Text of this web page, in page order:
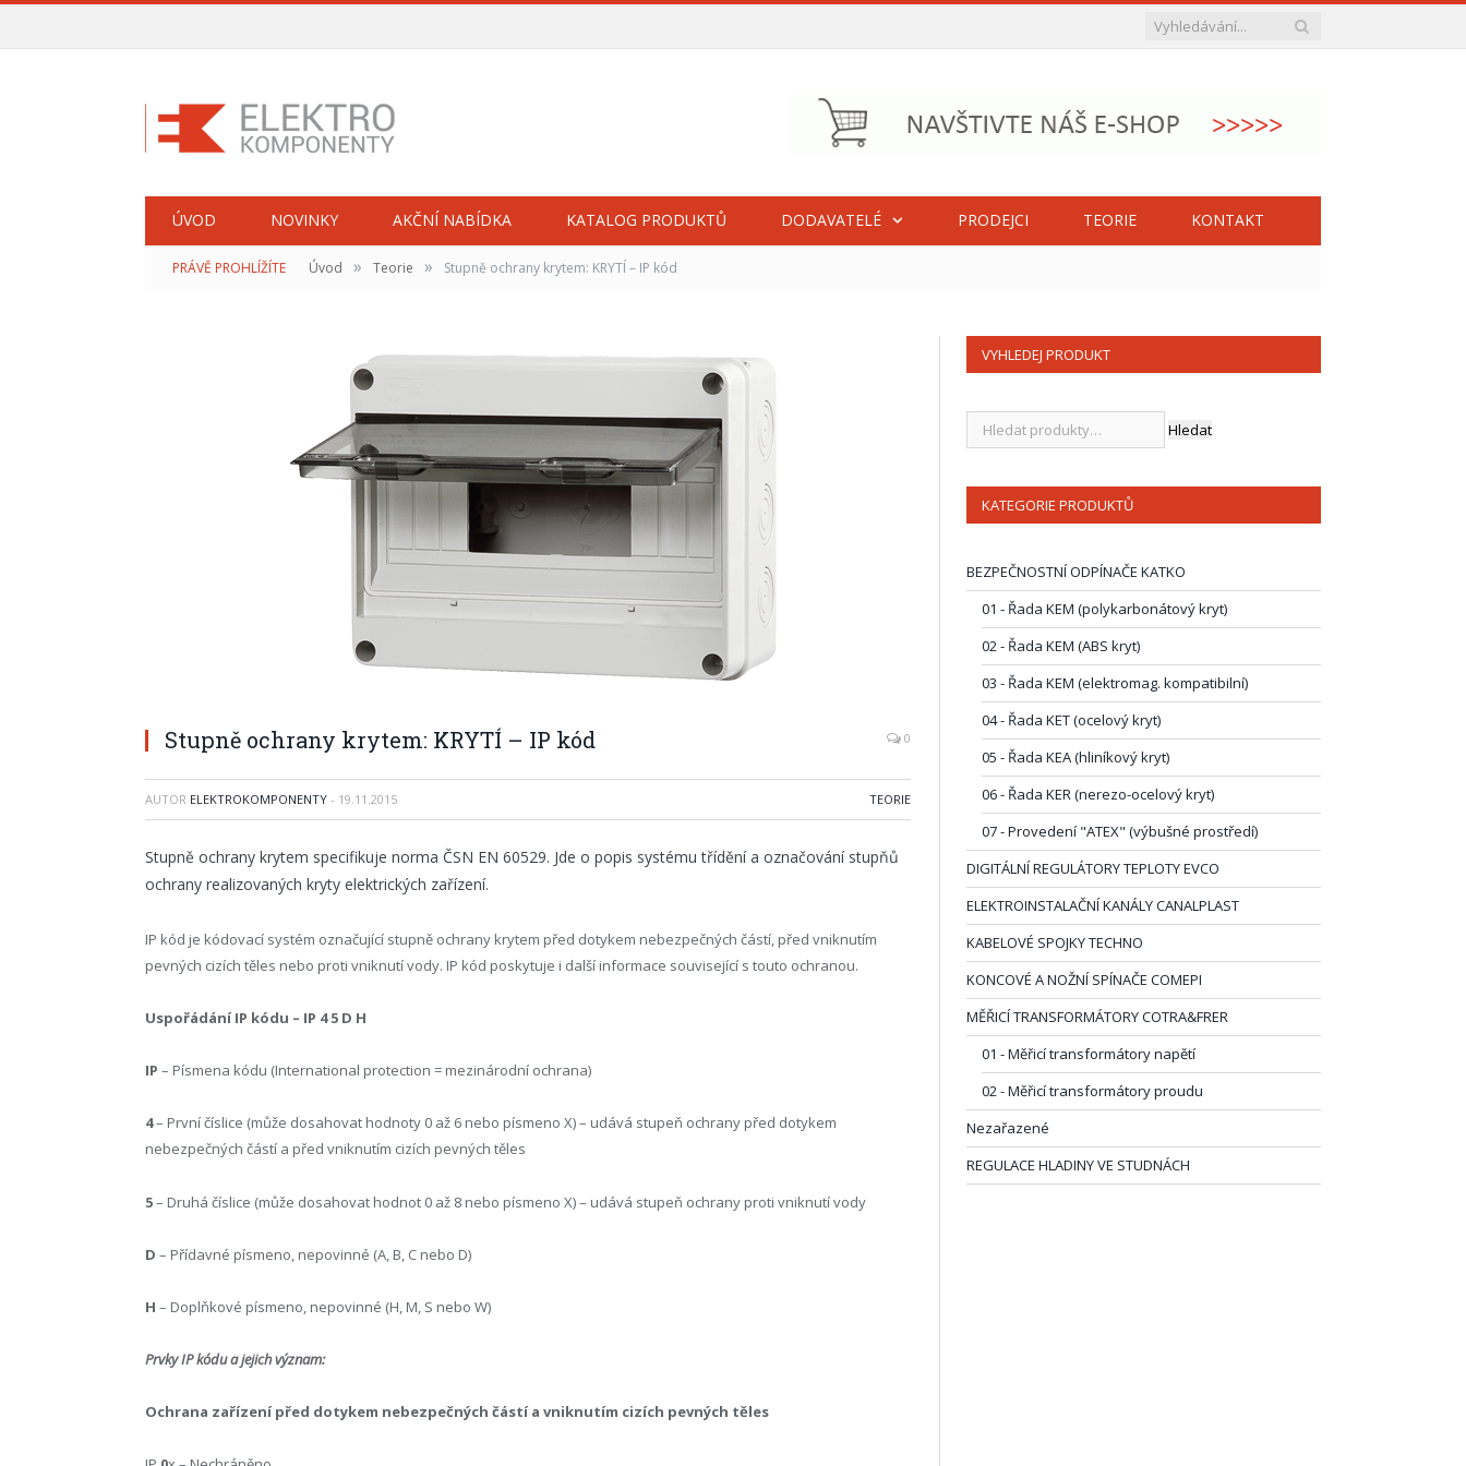
ÚVOD NOVINKY AKČNÍ NABÍDKA KATALOG PRODUKTŮ DODAVATELÉ PRODEJCI TEORIE KONTAKT
PRÁVĚ PROHLÍŽÍTE Úvod » Teorie » Stupně ochrany krytem: KRYTÍ – IP kód
Stupně ochrany krytem: KRYTÍ – IP kód 0
AUTOR ELEKTROKOMPONENTY - 19.11.2015 TEORIE
Stupně ochrany krytem specifikuje norma ČSN EN 60529. Jde o popis systému třídění a označování stupňů
ochrany realizovaných kryty elektrických zařízení.
IP kód je kódovací systém označující stupně ochrany krytem před dotykem nebezpečných částí, před vniknutím
pevných cizích těles nebo proti vniknutí vody. IP kód poskytuje i další informace související s touto ochranou.
Uspořádání IP kódu – IP 4 5 D H
IP – Písmena kódu (International protection = mezinárodní ochrana)
4– První číslice (může dosahovat hodnoty 0 až 6 nebo písmeno X) – udává stupeň ochrany před dotykem
nebezpečných částí a před vniknutím cizích pevných těles
5– Druhá číslice (může dosahovat hodnot 0 až 8 nebo písmeno X) – udává stupeň ochrany proti vniknutí vody
D – Přídavné písmeno, nepovinné (A, B, C nebo D)
H – Doplňkové písmeno, nepovinné (H, M, S nebo W)
Prvky IP kódu a jejich význam:
Ochrana zařízení před dotykem nebezpečných částí a vniknutím cizích pevných těles
VYHLEDEJ PRODUKT
Hledat
KATEGORIE PRODUKTŮ
BEZPEČNOSTNÍ ODPÍNAČE KATKO
01 - Řada KEM (polykarbonátový kryt)
02 - Řada KEM (ABS kryt)
03 - Řada KEM (elektromag. kompatibilní)
04 - Řada KET (ocelový kryt)
05 - Řada KEA (hliníkový kryt)
06 - Řada KER (nerezo-ocelový kryt)
07 - Provedení "ATEX" (výbušné prostředí)
DIGITÁLNÍ REGULÁTORY TEPLOTY EVCO
ELEKTROINSTALAČNÍ KANÁLY CANALPLAST
KABELOVÉ SPOJKY TECHNO
KONCOVÉ A NOŽNÍ SPÍNAČE COMEPI
MĚŘICÍ TRANSFORMÁTORY COTRA&FRER
01 - Měřicí transformátory napětí
02 - Měřicí transformátory proudu
Nezařazené
REGULACE HLADINY VE STUDNÁCH